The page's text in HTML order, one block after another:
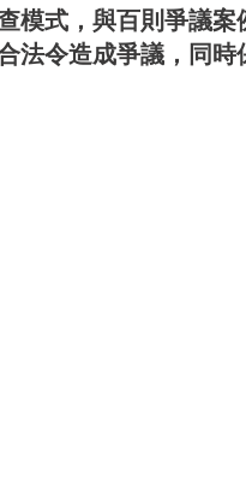
模式，與百則爭議
法令造成爭議，同